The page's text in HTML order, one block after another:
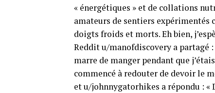
« énergétiques » et de collations
amateurs de sentiers expérimentés
doigts froids et morts. Eh bien,
Reddit u/manofdiscovery a partagé :
marre de manger pendant que
commencé à redouter de devoir le
et u/johnnygatorhikes a répondu : «